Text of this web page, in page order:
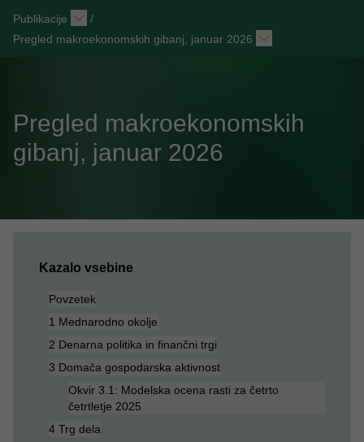
Publikacije
/
Pregled makroekonomskih gibanj, januar 2026
Pregled makroekonomskih
gibanj, januar 2026
Kazalo vsebine
Povzetek
1 Mednarodno okolje
2 Denarna politika in finančni trgi
3 Domača gospodarska aktivnost
Okvir 3.1: Modelska ocena rasti za četrto
četrtletje 2025
4 Trg dela